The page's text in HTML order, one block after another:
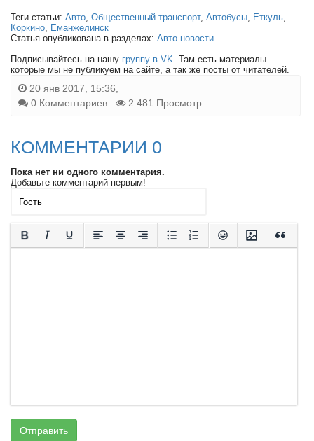
Теги статьи: Авто, Общественный транспорт, Автобусы, Еткуль,
Коркино, Еманжелинск
Статья опубликована в разделах: Авто новости
Подписывайтесь на нашу группу в VK. Там есть материалы
которые мы не публикуем на сайте, а так же посты от читателей.
20 янв 2017, 15:36,
0 Комментариев
2 481 Просмотр
КОММЕНТАРИИ 0
Пока нет ни одного комментария.
Добавьте комментарий первым!
Отправить